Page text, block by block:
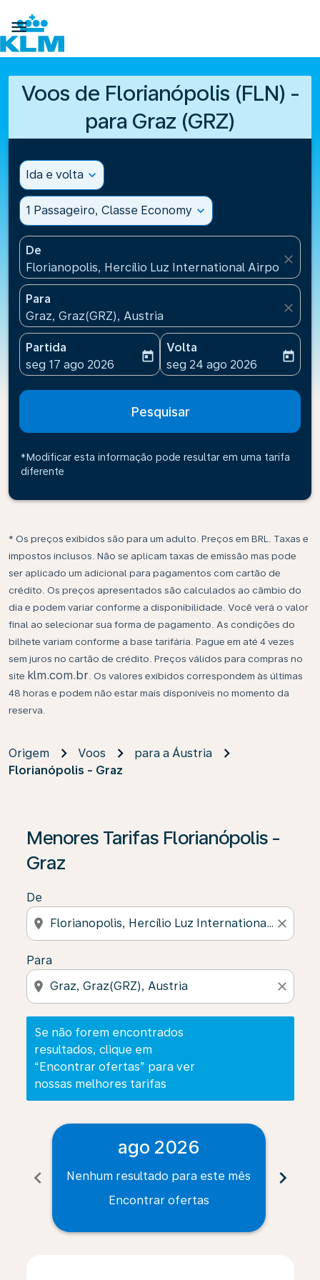

Voos de Florianópolis (FLN) -
para Graz (GRZ)
Ida e volta expand_more
1 Passageiro, Classe Economy expand_more
De
Florianopolis, Hercílio Luz International
close
Para
Graz, Graz(GRZ), Austria
close
Partida
fc-booking-departure-date-aria-label
seg 17 ago 2026
today
Volta
fc-booking-return-date-
seg 24 ago 2026
today
Pesquisar
*Modificar esta informação pode resultar em uma tarifa
diferente
* Os preços exibidos são para um adulto. Preços em BRL. Taxas e
impostos inclusos. Não se aplicam taxas de emissão mas pode
ser aplicado um adicional para pagamentos com cartão de
crédito. Os preços apresentados são calculados ao câmbio do
dia e podem variar conforme a disponibilidade. Você verá o valor
final ao selecionar sua forma de pagamento. As condições do
bilhete variam conforme a base tarifária. Pague em até 4 vezes
sem juros no cartão de crédito. Preços válidos para compras no
site klm.com.br . Os valores exibidos correspondem às últimas
48 horas e podem não estar mais disponíveis no momento da
reserva.
Origem Voos
para a Áustria
Florianópolis - Graz
Menores Tarifas Florianópolis -
Graz
De
location_on close
Para
location_on close
Se não forem encontrados
resultados, clique em
“Encontrar ofertas” para ver
nossas melhores tarifas
Se não forem encontrados resultados, clique em
chevron_left
ago 2026
Nenhum resultado para este mês
Encontrar ofertas
chevron_right